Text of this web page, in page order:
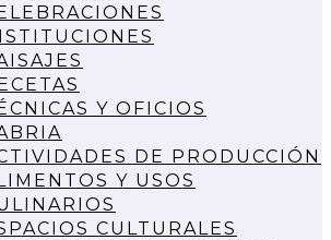
Y OFICIOS
DE PRODUCCIÓN
Y USOS
CULTURALES